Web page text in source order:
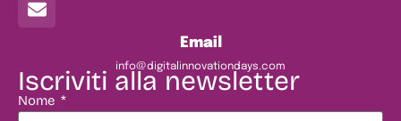
Email
info@digitalinnovationdays.com
Iscriviti alla newsletter
Nome